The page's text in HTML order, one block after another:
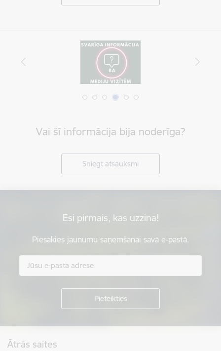
Vai šī informācija bija noderīga?
Sniegt atsauksmi
Esi pirmais, kas uzzina!
Piesakies jaunumu saņemšanai savā e-pastā.
Ātrās saites